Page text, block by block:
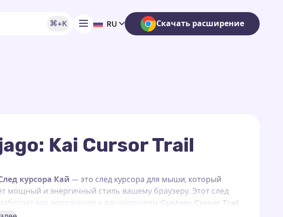
⌘+K RU Скачать расширение
Kai Cursor Trail
курсора Кай — это след курсора для мыши, который
мощный и энергичный стиль вашему браузеру. Этот след
как дополнение к расширениям Custom Cursor Trail
Trails for Chrome